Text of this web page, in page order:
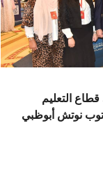
التعليم
نوتش أبوظبي